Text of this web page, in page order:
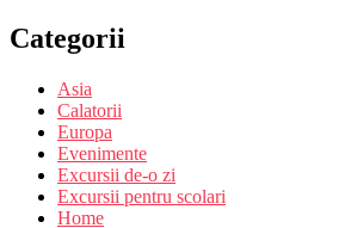
Categorii
Asia
Calatorii
Europa
Evenimente
Excursii de-o zi
Excursii pentru scolari
Home